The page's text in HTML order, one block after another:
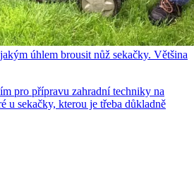
úhlem brousit nůž sekačky. Většina
pro přípravu zahradní techniky na
u sekačky, kterou je třeba důkladně